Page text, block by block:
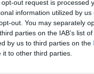
out request is processed
information utilized by us
out. You may separately
parties on the IAB’s list
by us to third parties on the
to other third parties.